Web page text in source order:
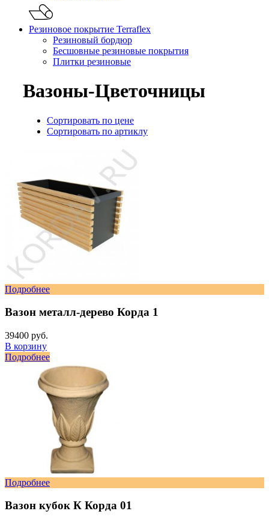
Резиновое покрытие Terraflex
Резиновый бордюр
Бесшовные резиновые покрытия
Плитки резиновые
Вазоны-Цветочницы
Сортировать по цене
Сортировать по артиклу
Подробнее
Вазон металл-дерево Корда 1
39400 руб.
В корзину
Подробнее
Подробнее
Вазон кубок К Корда 01